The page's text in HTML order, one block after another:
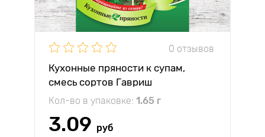
0 отзывов
Кухонные пряности к супам,
смесь сортов Гавриш
Кол-во в упаковке: 1.65 г
3.09 руб